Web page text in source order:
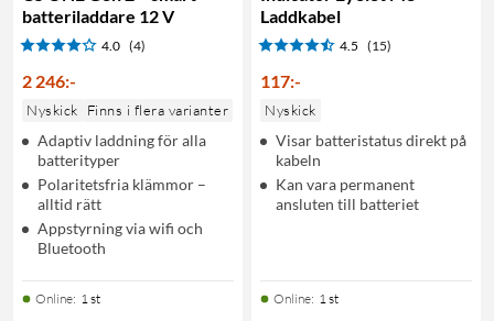
batteriladdare 12 V
4.0 (4)
2 246:-
Nyskick Finns i flera varianter
Adaptiv laddning för alla
batterityper
Polaritetsfria klämmor –
alltid rätt
Appstyrning via wifi och
Bluetooth
Online: 1 st
Laddkabel
4.5 (15)
117:-
Nyskick
Visar batteristatus direkt på
kabeln
Kan vara permanent
ansluten till batteriet
Online: 1 st